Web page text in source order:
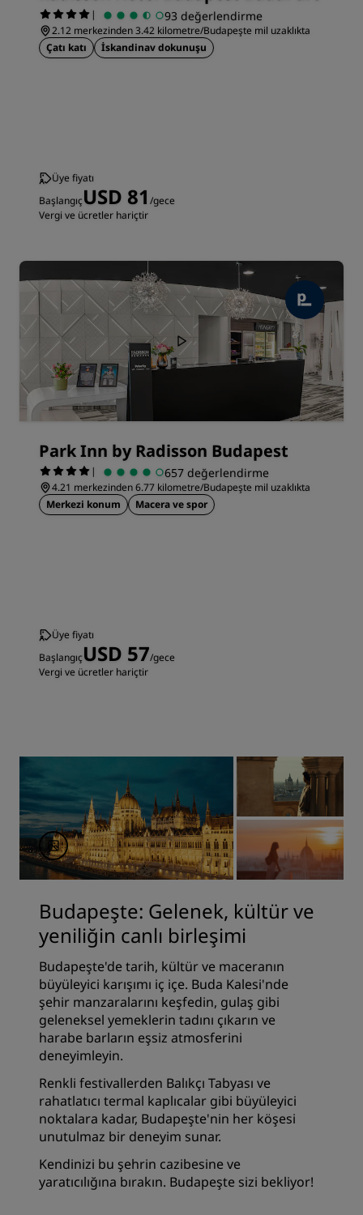
| 93 değerlendirme
2.12 merkezinden 3.42 kilometre/Budapeşte mil uzaklıkta
Çatı katı
İskandinav dokunuşu
Üye fiyatı
BaşlangıçUSD 81 /gece
Vergi ve ücretler hariçtir
Park Inn by Radisson Budapest
| 657 değerlendirme
4.21 merkezinden 6.77 kilometre/Budapeşte mil uzaklıkta
Merkezi konum
Macera ve spor
Üye fiyatı
BaşlangıçUSD 57/gece
Vergi ve ücretler hariçtir
Budapeşte: Gelenek, kültür ve
yeniliğin canlı birleşimi
Budapeşte'de tarih, kültür ve maceranın
büyüleyici karışımı iç içe. Buda Kalesi'nde
şehir manzaralarını keşfedin, gulaş gibi
geleneksel yemeklerin tadını çıkarın ve
harabe barların eşsiz atmosferini
deneyimleyin.
Renkli festivallerden Balıkçı Tabyası ve
rahatlatıcı termal kaplıcalar gibi büyüleyici
noktalara kadar, Budapeşte'nin her köşesi
unutulmaz bir deneyim sunar.
Kendinizi bu şehrin cazibesine ve
yaratıcılığına bırakın. Budapeşte sizi bekliyor!